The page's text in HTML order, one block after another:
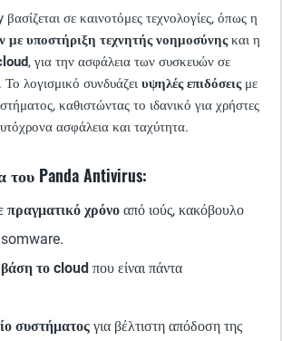
σε καινοτόμες τεχνολογίες, όπως η
με υποστήριξη τεχνητής νοημοσύνηςκαι η
, για την ασφάλεια των συσκευών σε
λογισμικό συνδυάζει υψηλές επιδόσειςμε
καθιστώντας το ιδανικό για χρήστες
ασφάλεια και ταχύτητα.
του Panda Antivirus:
χρόνο από ιούς, κακόβουλο
βάση το cloud που είναι πάντα
συστήματος για βέλτιστη απόδοση της